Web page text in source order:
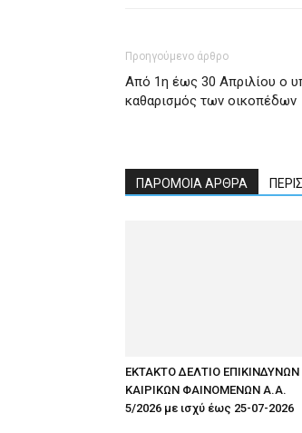
Προηγούμενο άρθρο
Από 1η έως 30 Απριλίου ο
καθαρισμός των οικοπέδων
ΠΑΡΟΜΟΙΑ ΑΡΘΡΑ
ΕΚΤΑΚΤΟ ΔΕΛΤΙΟ ΕΠΙΚΙΝΔΥΝΩΝ
ΚΑΙΡΙΚΩΝ ΦΑΙΝΟΜΕΝΩΝ Α.Α.
5/2026 με ισχύ έως 25-07-2026